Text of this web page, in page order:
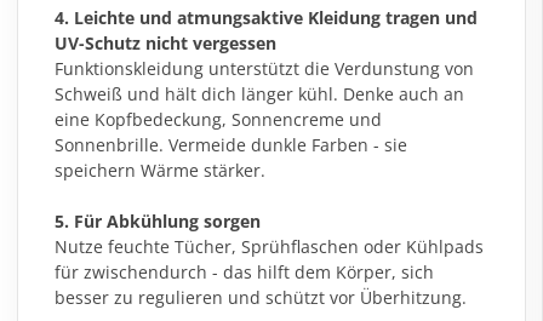
4. Leichte und atmungsaktive Kleidung tragen und
UV-Schutz nicht vergessen
Funktionskleidung unterstützt die Verdunstung von
Schweiß und hält dich länger kühl. Denke auch an
eine Kopfbedeckung, Sonnencreme und
Sonnenbrille. Vermeide dunkle Farben - sie
speichern Wärme stärker.
5. Für Abkühlung sorgen
Nutze feuchte Tücher, Sprühflaschen oder Kühlpads
für zwischendurch - das hilft dem Körper, sich
besser zu regulieren und schützt vor Überhitzung.